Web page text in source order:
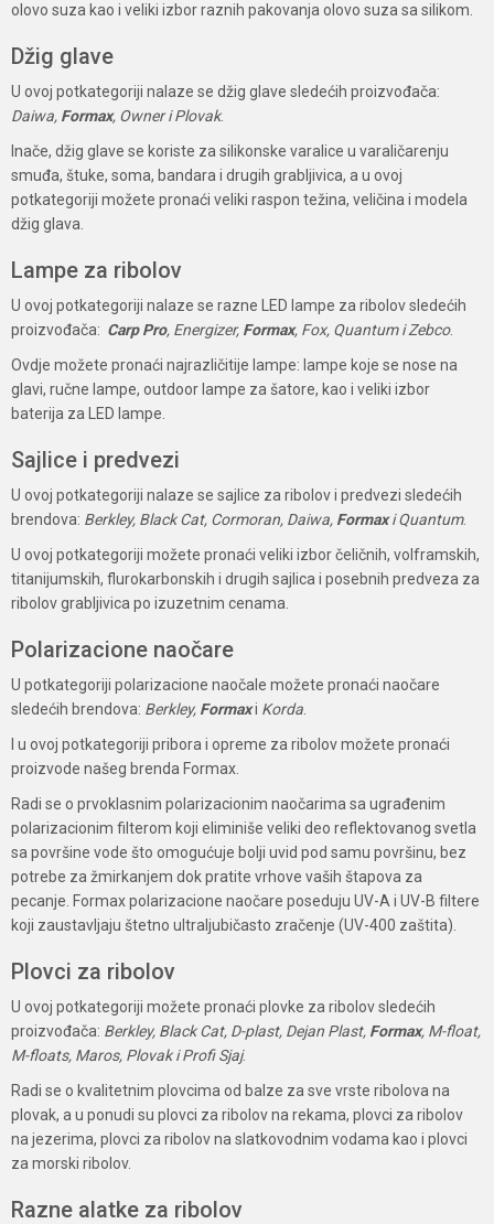
olovo suza kao i veliki izbor raznih pakovanja olovo suza sa silikom.
Džig glave
U ovoj potkategoriji nalaze se džig glave sledećih proizvođača:
Daiwa, Formax, Owner i Plovak.
Inače, džig glave se koriste za silikonske varalice u varaličarenju
smuđa, štuke, soma, bandara i drugih grabljivica, a u ovoj
potkategoriji možete pronaći veliki raspon težina, veličina i modela
džig glava.
Lampe za ribolov
U ovoj potkategoriji nalaze se razne LED lampe za ribolov sledećih
proizvođača: Carp Pro, Energizer, Formax, Fox, Quantum i Zebco.
Ovdje možete pronaći najrazličitije lampe: lampe koje se nose na
glavi, ručne lampe, outdoor lampe za šatore, kao i veliki izbor
baterija za LED lampe.
Sajlice i predvezi
U ovoj potkategoriji nalaze se sajlice za ribolov i predvezi sledećih
brendova: Berkley, Black Cat, Cormoran, Daiwa, Formaxi Quantum.
U ovoj potkategoriji možete pronaći veliki izbor čeličnih, volframskih,
titanijumskih, flurokarbonskih i drugih sajlica i posebnih predveza za
ribolov grabljivica po izuzetnim cenama.
Polarizacione naočare
U potkategoriji polarizacione naočale možete pronaći naočare
sledećih brendova: Berkley, Formaxi Korda
I u ovoj potkategoriji pribora i opreme za ribolov možete pronaći
proizvode našeg brenda Formax.
Radi se o prvoklasnim polarizacionim naočarima sa ugrađenim
polarizacionim filterom koji eliminiše veliki deo reflektovanog svetla
sa površine vode što omogućuje bolji uvid pod samu površinu, bez
potrebe za žmirkanjem dok pratite vrhove vaših štapova za
pecanje. Formax polarizacione naočare poseduju UV-A i UV-B filtere
koji zaustavljaju štetno ultraljubičasto zračenje (UV-400 zaštita).
Plovci za ribolov
U ovoj potkategoriji možete pronaći plovke za ribolov sledećih
proizvođača: Berkley, Black Cat, D-plast, Dejan Plast, Formax, M-float,
M-floats, Maros, Plovak i Profi Sjaj.
Radi se o kvalitetnim plovcima od balze za sve vrste ribolova na
plovak, a u ponudi su plovci za ribolov na rekama, plovci za ribolov
na jezerima, plovci za ribolov na slatkovodnim vodama kao i plovci
za morski ribolov.
Razne alatke za ribolov